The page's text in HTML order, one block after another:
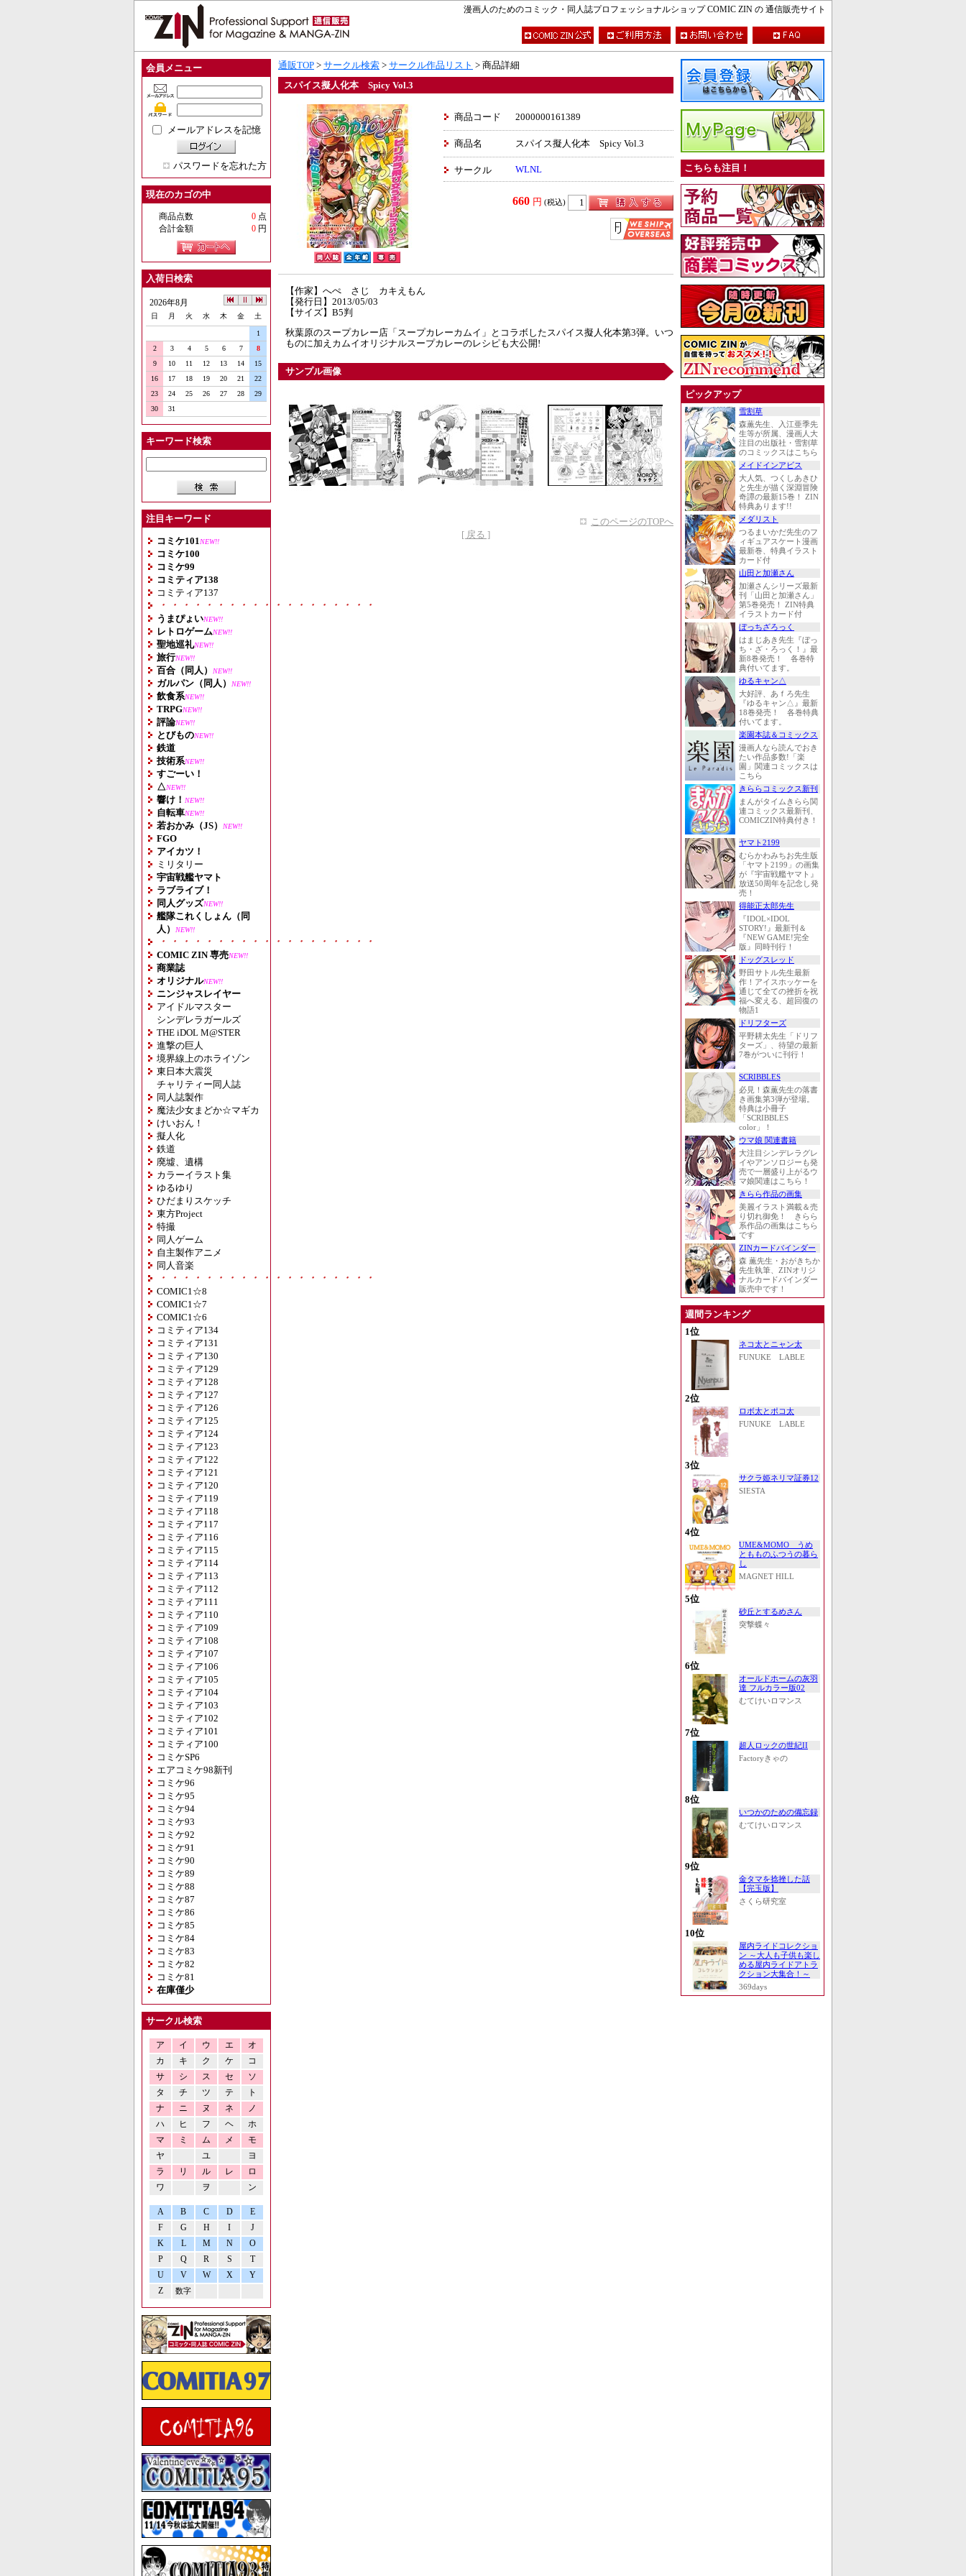
漫画人のためのコミック・同人誌プロフェッショナルショップ COMIC ZIN の 通信販売サイト
会員メニュー
メールアドレスを記憶
パスワードを忘れた方
現在のカゴの中
商品点数 0 点
合計金額
0 円
入荷日検索
2026年8月
日 月 火 水 木 金 土
1
2
3 4 5 6 7
8
9
10 11 12 13 14
15
16
17 18 19 20 21
22
23
24 25 26 27 28
29
30
31
キーワード検索
注目キーワード
コミケ101 NEW!!
コミケ100
コミケ99
コミティア138
コミティア137
・・・・・・・・・・・・・・・・・・・
うまぴょいNEW!!
レトロゲームNEW!!
聖地巡礼NEW!!
旅行NEW!!
百合（同人） NEW!!
ガルパン（同人） NEW!!
飲食系NEW!!
TRPGNEW!!
評論NEW!!
とびものNEW!!
鉄道
技術系NEW!!
すごーい！
△NEW!!
響け！ NEW!!
自転車NEW!!
若おかみ（JS） NEW!!
FGO
アイカツ！
ミリタリー
宇宙戦艦ヤマト
ラブライブ！
同人グッズNEW!!
艦隊これくしょん（同
人）
NEW!!
・・・・・・・・・・・・・・・・・・・
COMIC ZIN 専売NEW!!
商業誌
オリジナルNEW!!
ニンジャスレイヤー
アイドルマスター
シンデレラガールズ
THE iDOL M@STER
進撃の巨人
境界線上のホライゾン
東日本大震災
チャリティー同人誌
同人誌製作
魔法少女まどか☆マギカ
けいおん！
擬人化
鉄道
廃墟、遺構
カラーイラスト集
ゆるゆり
ひだまりスケッチ
東方Project
特撮
同人ゲーム
自主製作アニメ
同人音楽
・・・・・・・・・・・・・・・・・・・
COMIC1☆8
COMIC1☆7
COMIC1☆6
コミティア134
コミティア131
コミティア130
コミティア129
コミティア128
コミティア127
コミティア126
コミティア125
コミティア124
コミティア123
コミティア122
コミティア121
コミティア120
コミティア119
コミティア118
コミティア117
コミティア116
コミティア115
コミティア114
コミティア113
コミティア112
コミティア111
コミティア110
コミティア109
コミティア108
コミティア107
コミティア106
コミティア105
コミティア104
コミティア103
コミティア102
コミティア101
コミティア100
コミケSP6
エアコミケ98新刊
コミケ96
コミケ95
コミケ94
コミケ93
コミケ92
コミケ91
コミケ90
コミケ89
コミケ88
コミケ87
コミケ86
コミケ85
コミケ84
コミケ83
コミケ82
コミケ81
在庫僅少
サークル検索
ア イ ウ エ
オ
カ
キ ク ケ
コ
サ
シ ス セ
ソ
タ
チ ツ テ
ト
ナ
ニ ヌ ネ
ノ
ハ
ヒ フ ヘ
ホ
マ
ミ ム メ
モ
ヤ
ユ
ヨ
ラ
リ ル レ
ロ
ワ
ヲ ン
A B C D
E
F
G H I
J
K
L M N
O
P
Q R S
T
U
V W X
Y
Z
数字
通販TOP > サークル検索 > サークル作品リスト > 商品詳細
スパイス擬人化本 Spicy Vol.3
商品コード 2000000161389
商品名 スパイス擬人化本 Spicy Vol.3
サークル WLNL
660 円 (税込)
【作家】へぺ さじ カキえもん
【発行日】2013/05/03
【サイズ】B5判
秋葉原のスープカレー店「スープカレーカムイ」とコラボしたスパイス擬人化本第3弾。いつ
ものに加えカムイオリジナルスープカレーのレシピも大公開!
サンプル画像
このページのTOPへ
[ 戻る ]
こちらも注目！
ピックアップ
雪割草
森薫先生、入江亜季先
生等が所属、漫画人大
注目の出版社・雪割草
のコミックスはこちら
メイドインアビス
大人気、つくしあきひ
と先生が描く深淵冒険
奇譚の最新15巻！ ZIN
特典あります!!
メダリスト
つるまいかだ先生のフ
ィギュアスケート漫画
最新巻、特典イラスト
カード付
山田と加瀬さん
加瀬さんシリーズ最新
刊「山田と加瀬さん」
第5巻発売！ ZIN特典
イラストカード付
ぼっちざろっく
はまじあき先生『ぼっ
ち・ざ・ろっく！』最
新8巻発売！ 各巻特
典付いてます。
ゆるキャン△
大好評、あｆろ先生
『ゆるキャン△』最新
18巻発売！ 各巻特典
付いてます。
楽園本誌＆コミックス
漫画人なら読んでおき
たい作品多数!「楽
園」関連コミックスは
こちら
きららコミックス新刊
まんがタイムきらら関
連コミックス最新刊、
COMICZIN特典付き！
ヤマト2199
むらかわみちお先生版
「ヤマト2199」の画集
が『宇宙戦艦ヤマト』
放送50周年を記念し発
売！
得能正太郎先生
『IDOL×IDOL
STORY!』最新刊＆
『NEW GAME!完全
版』同時刊行！
ドッグスレッド
野田サトル先生最新
作！アイスホッケーを
通じて全ての挫折を祝
福へ変える、超回復の
物語1
ドリフターズ
平野耕太先生「ドリフ
ターズ」、待望の最新
7巻がついに刊行！
SCRIBBLES
必見！森薫先生の落書
き画集第3弾が登場。
特典は小冊子
「SCRIBBLES
color」！
ウマ娘 関連書籍
大注目シンデレラグレ
イやアンソロジーも発
売で一層盛り上がるウ
マ娘関連はこちら！
きらら作品の画集
美麗イラスト満載＆売
り切れ御免！ きらら
系作品の画集はこちら
です
ZINカードバインダー
森 薫先生・おがきちか
先生執筆、ZINオリジ
ナルカードバインダー
販売中です！
週間ランキング
1位
ネコ太とニャン太
FUNUKE LABLE
2位
ロボ太とポコ太
FUNUKE LABLE
3位
サクラ姫ネリマ証券12
SIESTA
4位
UME&MOMO うめ
ともものふつうの暮ら
し
MAGNET HILL
5位
砂丘とするめさん
突撃蝶々
6位
オールドホームの灰羽
達 フルカラー版02
むてけいロマンス
7位
超人ロックの世紀II
Factoryきゃの
8位
いつかのための備忘録
むてけいロマンス
9位
金タマを捻挫した話
【完玉版】
さくら研究室
10位
屋内ライドコレクショ
ン ～大人も子供も楽し
める屋内ライドアトラ
クション大集合！～
369days